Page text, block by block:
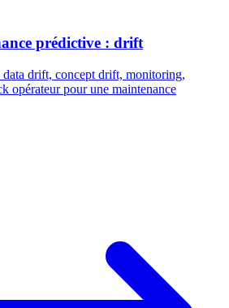
prédictive : drift
drift, concept drift, monitoring,
opérateur pour une maintenance